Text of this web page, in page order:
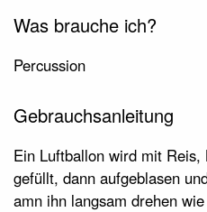
Was brauche ich?
Percussion
Gebrauchsanleitung
Ein Luftballon wird mit
gefüllt, dann aufgeblasen
amn ihn langsam drehen